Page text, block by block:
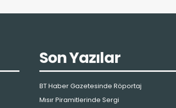
Son Yazılar
BT Haber Gazetesinde Röportaj
Mısır Piramitlerinde Sergi